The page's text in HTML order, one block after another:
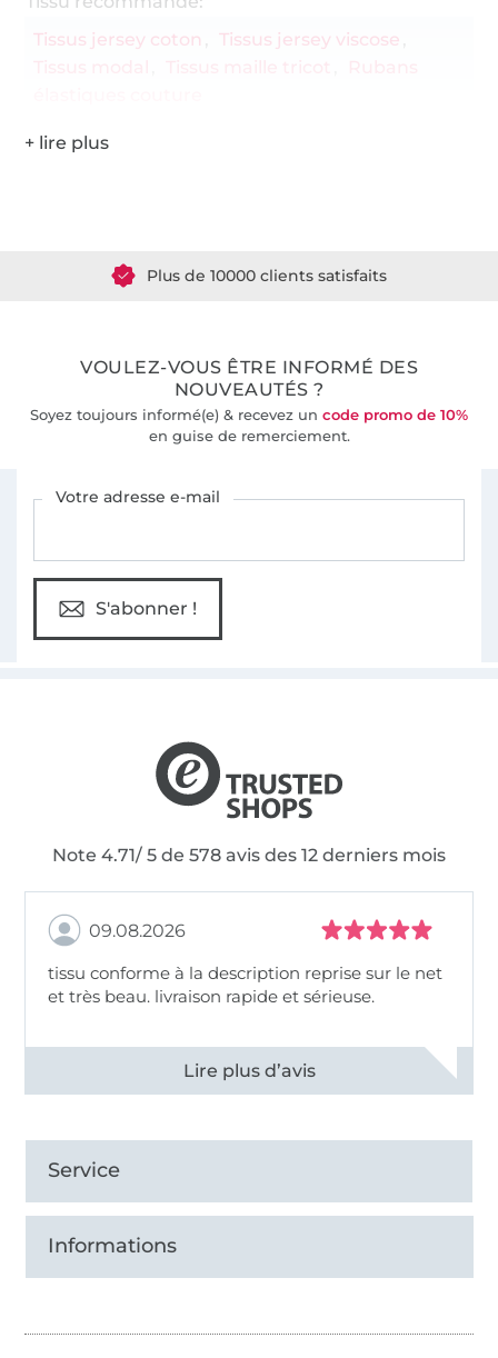
Tissus jersey coton
Tissus jersey viscose
VOULEZ-VOUS ÊTRE INFORMÉ DES
NOUVEAUTÉS ?
Soyez toujours informé(e) & recevez un code promo de 10%
en guise de remerciement.
Votre adresse e-mail
S'abonner !
Note 4.71/ 5 de 578 avis des 12 derniers mois
09.08.2026
tissu conforme à la description reprise sur le net
et très beau. livraison rapide et sérieuse.
Voir tous les 11499 commentaires
Service
Informations